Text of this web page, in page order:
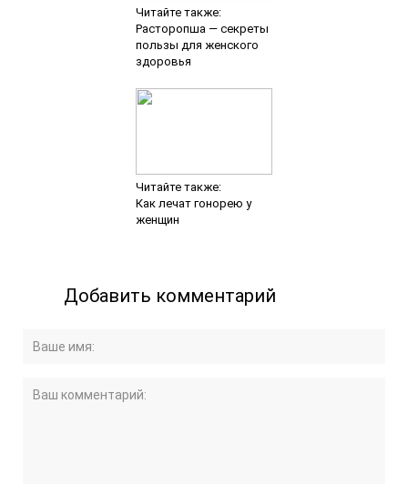
Читайте также:
Расторопша — секреты
пользы для женского
здоровья
Читайте также:
Как лечат гонорею у
женщин
Добавить комментарий